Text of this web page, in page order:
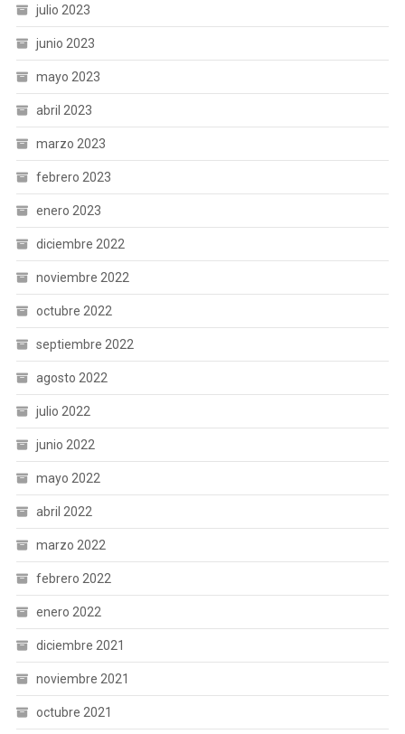
julio 2023
junio 2023
mayo 2023
abril 2023
marzo 2023
febrero 2023
enero 2023
diciembre 2022
noviembre 2022
octubre 2022
septiembre 2022
agosto 2022
julio 2022
junio 2022
mayo 2022
abril 2022
marzo 2022
febrero 2022
enero 2022
diciembre 2021
noviembre 2021
octubre 2021